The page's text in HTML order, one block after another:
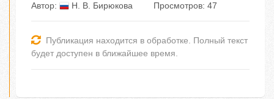
Автор:
Н. В. Бирюкова Просмотров: 47
Публикация находится в обработке. Полный текст
будет доступен в ближайшее время.